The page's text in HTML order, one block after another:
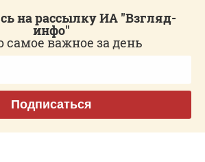
на рассылку ИА "Взгляд-
инфо"
самое важное за день
Подписаться